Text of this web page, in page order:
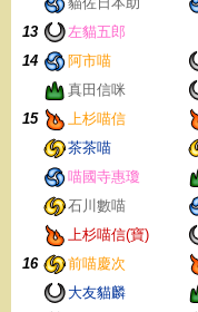
13
左貓五郎
14
阿市喵
真田信咪
15
上杉喵信
茶茶喵
喵國寺惠瓊
石川數喵
上杉喵信(寶)
16
前喵慶次
大友貓麟